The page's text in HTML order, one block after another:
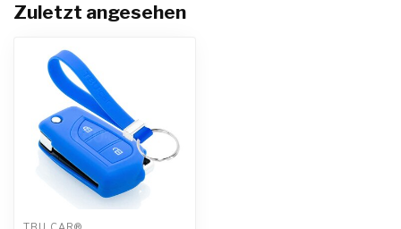
Zuletzt angesehen